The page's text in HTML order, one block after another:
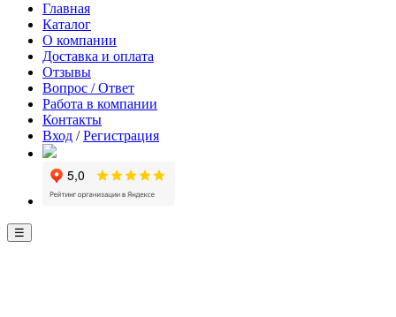
Главная
Каталог
О компании
Доставка и оплата
Отзывы
Вопрос / Ответ
Работа в компании
Контакты
Вход /Регистрация
☰